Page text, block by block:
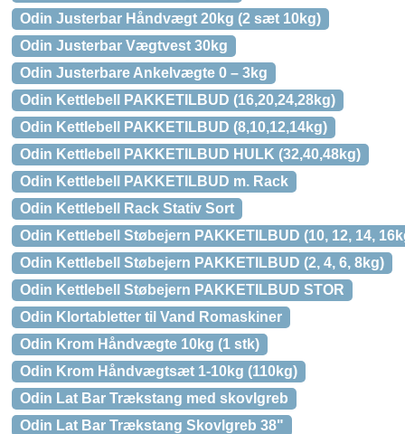
Odin Justerbar Håndvægt 20kg (2 sæt 10kg)
Odin Justerbar Vægtvest 30kg
Odin Justerbare Ankelvægte 0 – 3kg
Odin Kettlebell PAKKETILBUD (16,20,24,28kg)
Odin Kettlebell PAKKETILBUD (8,10,12,14kg)
Odin Kettlebell PAKKETILBUD HULK (32,40,48kg)
Odin Kettlebell PAKKETILBUD m. Rack
Odin Kettlebell Rack Stativ Sort
Odin Kettlebell Støbejern PAKKETILBUD (10, 12, 14,
Odin Kettlebell Støbejern PAKKETILBUD (2, 4, 6, 8kg)
Odin Kettlebell Støbejern PAKKETILBUD STOR
Odin Klortabletter til Vand Romaskiner
Odin Krom Håndvægte 10kg (1 stk)
Odin Krom Håndvægtsæt 1-10kg (110kg)
Odin Lat Bar Trækstang med skovlgreb
Odin Lat Bar Trækstang Skovlgreb 38"